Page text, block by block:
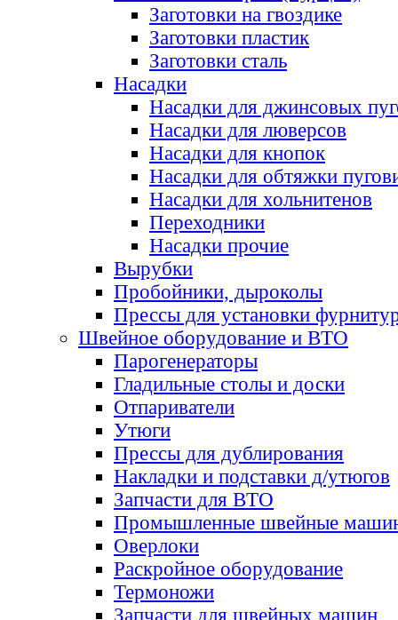
Заготовки на гвоздике
Заготовки пластик
Заготовки сталь
Насадки
Насадки для джинсовых
Насадки для люверсов
Насадки для кнопок
Насадки для обтяжки
Насадки для хольнитенов
Переходники
Насадки прочие
Вырубки
Пробойники, дыроколы
Прессы для установки
Швейное оборудование и ВТО
Парогенераторы
Гладильные столы и доски
Отпариватели
Утюги
Прессы для дублирования
Накладки и подставки д/утюгов
Запчасти для ВТО
Промышленные швейные
Оверлоки
Раскройное оборудование
Термоножи
Запчасти для швейных машин